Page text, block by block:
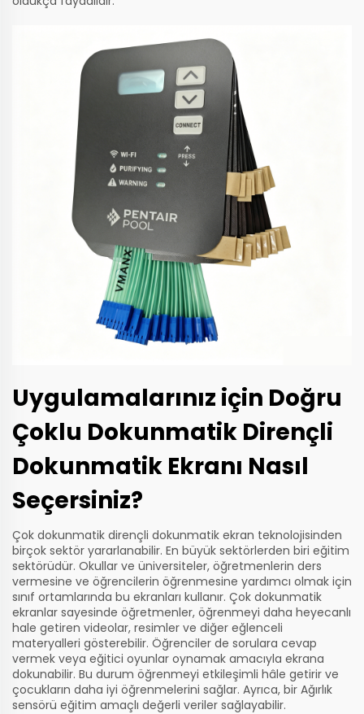
Uygulamalarınız için Doğru
Çoklu Dokunmatik Dirençli
Dokunmatik Ekranı Nasıl
Seçersiniz?
Çok dokunmatik dirençli dokunmatik ekran teknolojisinden
birçok sektör yararlanabilir. En büyük sektörlerden biri eğitim
sektörüdür. Okullar ve üniversiteler, öğretmenlerin ders
vermesine ve öğrencilerin öğrenmesine yardımcı olmak için
sınıf ortamlarında bu ekranları kullanır. Çok dokunmatik
ekranlar sayesinde öğretmenler, öğrenmeyi daha heyecanlı
hale getiren videolar, resimler ve diğer eğlenceli
materyalleri gösterebilir. Öğrenciler de sorulara cevap
vermek veya eğitici oyunlar oynamak amacıyla ekrana
dokunabilir. Bu durum öğrenmeyi etkileşimli hâle getirir ve
çocukların daha iyi öğrenmelerini sağlar. Ayrıca, bir Ağırlık
sensörü eğitim amaçlı değerli veriler sağlayabilir.